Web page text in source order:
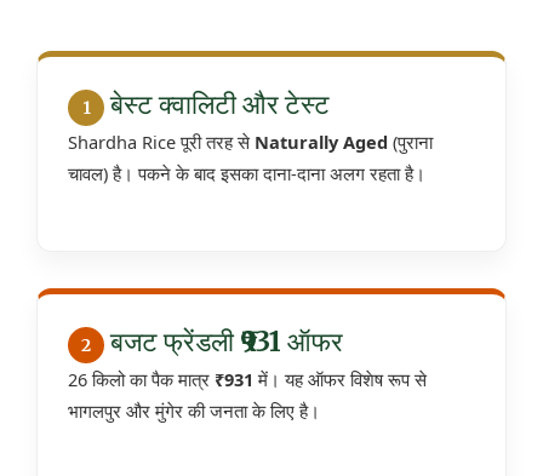
1 बेस्ट क्वालिटी और टेस्ट
Shardha Rice पूरी तरह से Naturally Aged (पुराना
चावल) है। पकने के बाद इसका दाना-दाना अलग रहता है।
2 बजट फ्रेंडली ₹931 ऑफर
26 किलो का पैक मात्र ₹931 में। यह ऑफर विशेष रूप से
भागलपुर और मुंगेर की जनता के लिए है।